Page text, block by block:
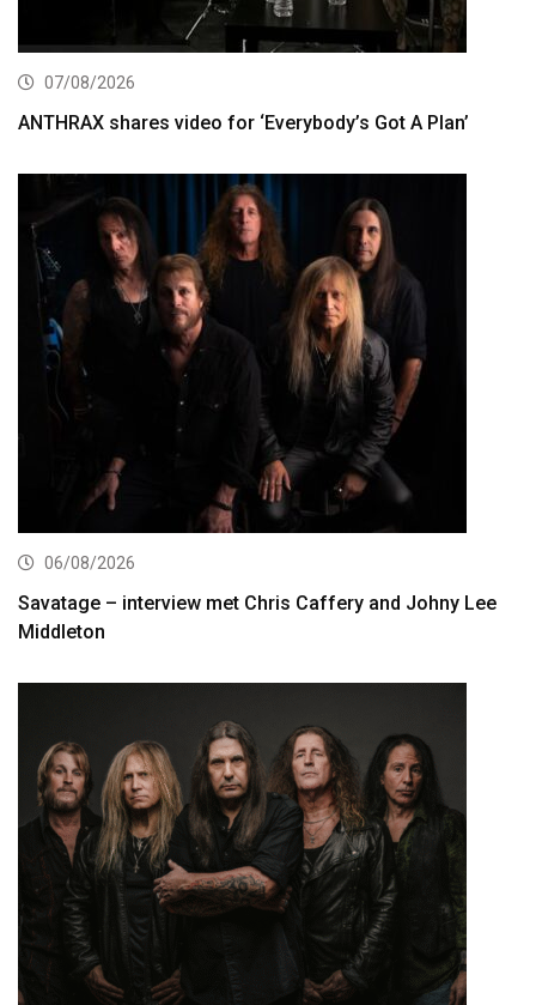
07/08/2026
ANTHRAX shares video for ‘Everybody’s Got A Plan’
06/08/2026
Savatage – interview met Chris Caffery and Johny Lee
Middleton